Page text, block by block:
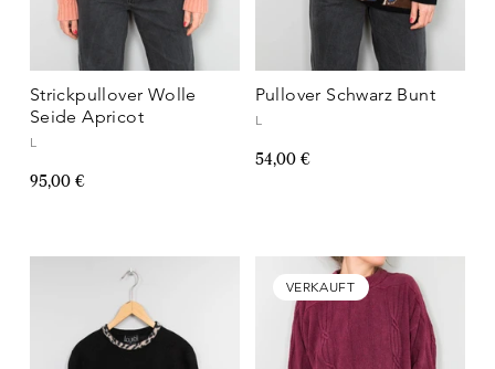
Strickpullover Wolle
Seide Apricot
L
95,00 €
Pullover Schwarz Bunt
L
54,00 €
VERKAUFT